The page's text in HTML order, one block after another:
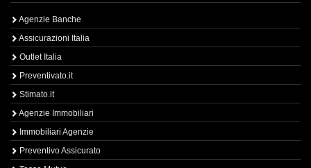
Agenzie Banche
Assicurazioni Italia
Outlet Italia
Preventivato.it
Stimato.it
Agenzie Immobiliari
Immobiliari Agenzie
Preventivo Assicurato